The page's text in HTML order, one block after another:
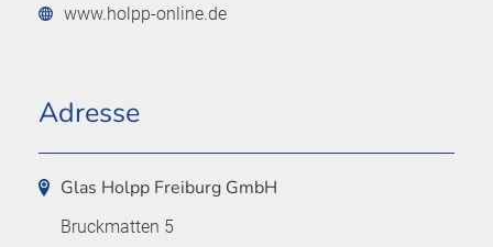
www.holpp-online.de
Adresse
Glas Holpp Freiburg GmbH
Bruckmatten 5